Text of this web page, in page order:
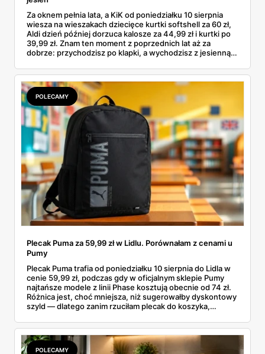
Za oknem pełnia lata, a KiK od poniedziałku 10 sierpnia
wiesza na wieszakach dziecięce kurtki softshell za 60 zł,
Aldi dzień później dorzuca kalosze za 44,99 zł i kurtki po
39,99 zł. Znam ten moment z poprzednich lat aż za
dobrze: przychodzisz po klapki, a wychodzisz z jesienną
pojawi się w gazetkach w przyszłym tygodniu i czy jest
sens kupować jesień, zanim skończą się wakacje.
POLECAMY
Plecak Puma za 59,99 zł w Lidlu. Porównałam z cenami u
Pumy
Plecak Puma trafia od poniedziałku 10 sierpnia do Lidla w
cenie 59,99 zł, podczas gdy w oficjalnym sklepie Pumy
najtańsze modele z linii Phase kosztują obecnie od 74 zł.
Różnica jest, choć mniejsza, niż sugerowałby dyskontowy
szyld — dlatego zanim rzuciłam plecak do koszyka,
rozpiska: co dokładnie sprzedaje Lidl, ile kosztują
odpowiedniki u producenta i komu ten zakup naprawdę
się opłaci.
POLECAMY